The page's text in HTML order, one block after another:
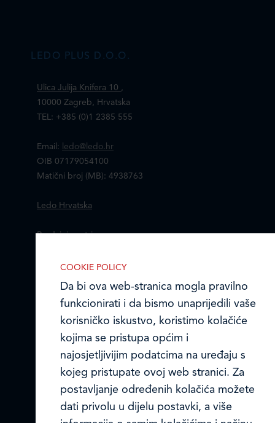
LEDO PLUS D.O.O.
Ulica Julija Knifera 10 ,
10000 Zagreb, Hrvatska
TEL: +385 (0)1 2385 555
Email:
ledo@ledo.hr
OIB 07179054100
Matični broj (MB): 4938763
Ledo Hrvatska
Prodajni centri
Ledo u inozemstvu
Obavijest o Privatnosti i Kolačići
Privacy notice and Cookies
© LEDO plus d.o.o. 2026.
COOKIE POLICY
Da bi ova web-stranica mogla pravilno
funkcionirati i da bismo unaprijedili vaše
korisničko iskustvo, koristimo kolačiće
kojima se pristupa općim i
najosjetljivijim podatcima na uređaju s
kojeg pristupate ovoj web stranici. Za
postavljanje određenih kolačića možete
dati privolu u dijelu postavki, a više
IZABERITE KOLAČIĆE NA STRANICI
Omogućite ili onemogućite web-
stranici upotrebu funkcionalnih i/ili
reklamnih kolačića opisanih u nastavku: